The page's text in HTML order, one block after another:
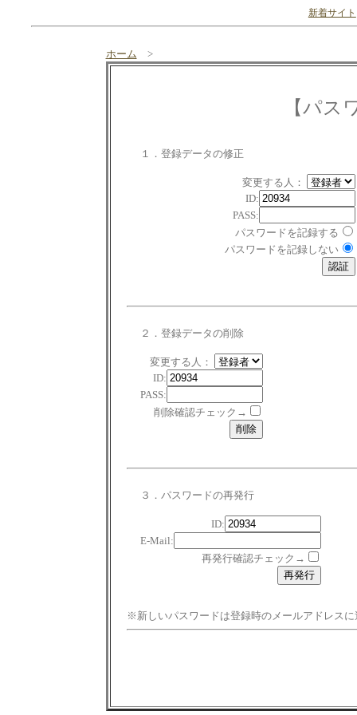
新着サイト
ホーム >
【パス
１．登録データの修正
変更する人：
ID:
PASS:
パスワードを記録する
パスワードを記録しない
２．登録データの削除
変更する人：
ID:
PASS:
削除確認チェック→
３．パスワードの再発行
ID:
E-Mail:
再発行確認チェック→
※新しいパスワードは登録時のメールアドレスに